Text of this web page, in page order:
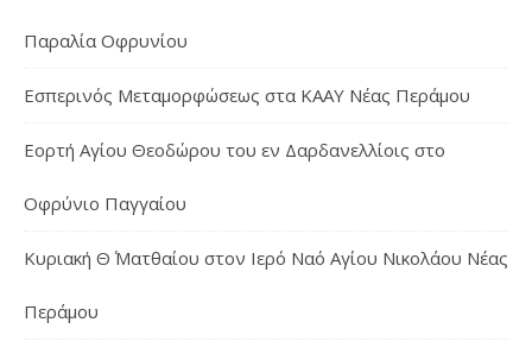
Παραλία Οφρυνίου
Εσπερινός Μεταμορφώσεως στα ΚΑΑΥ Νέας Περάμου
Εορτή Αγίου Θεοδώρου του εν Δαρδανελλίοις στο
Οφρύνιο Παγγαίου
Κυριακή Θ΄ Ματθαίου στον Ιερό Ναό Αγίου Νικολάου Νέας
Περάμου